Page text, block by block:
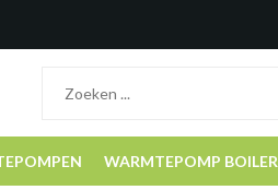
WARMTEPOMP BOILER